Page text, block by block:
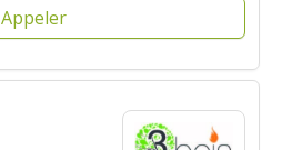
Appeler